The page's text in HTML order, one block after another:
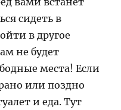
сидеть в
в другое
не будет
места! Если
или поздно
и еда. Тут